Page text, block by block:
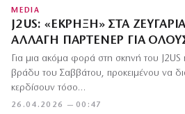
MEDIA
J2US: «ΈΚΡΗΞΗ» ΣΤΑ
ΑΛΛΑΓΉ ΠΑΡΤΕΝΈΡ ΓΙΑ
26.04.2026 — 00:47
Για μια ακόμα φορά στη σκηνή του J2US
βράδυ του Σαββάτου, προκειμένου να
κερδίσουν τόσο…